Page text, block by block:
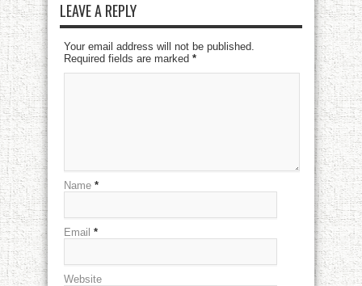
LEAVE A REPLY
Your email address will not be published.
Required fields are marked *
Name *
Email *
Website